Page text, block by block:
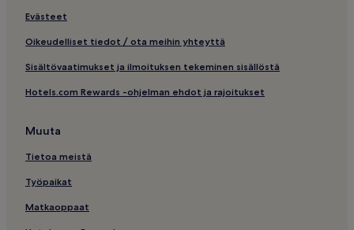
Evästeet
Oikeudelliset tiedot / ota meihin yhteyttä
Sisältövaatimukset ja ilmoituksen tekeminen sisällöstä
Hotels.com Rewards -ohjelman ehdot ja rajoitukset
Muuta
Tietoa meistä
Työpaikat
Matkaoppaat